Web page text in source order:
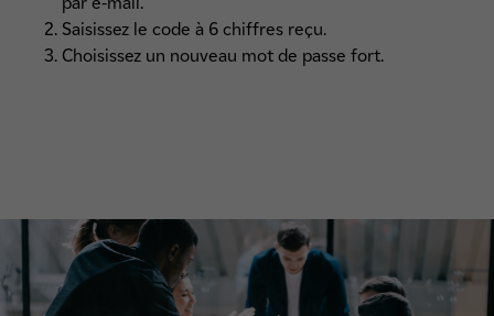
Saisissez le code à 6 chiffres reçu.
Choisissez un nouveau mot de passe fort.